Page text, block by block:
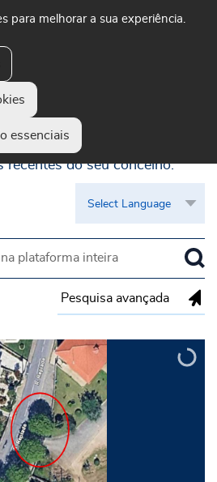
para melhorar a sua experiência.
essenciais
Pesquisa avançada
Visível
recentes do seu concelho.